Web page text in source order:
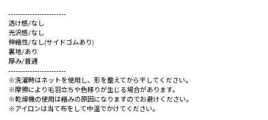
------------------------
透け感/なし
光沢感/なし
伸縮性/なし(サイドゴムあり)
裏地/あり
厚み/普通
------------------------
※洗濯時はネットを使用し、形を整えてから干してください。
※摩擦により毛羽立ちや色移りが生じる場合があります。
※乾燥機の使用は縮みの原因になりますのでお避けください。
※アイロンは当て布をして中温でかけてください。